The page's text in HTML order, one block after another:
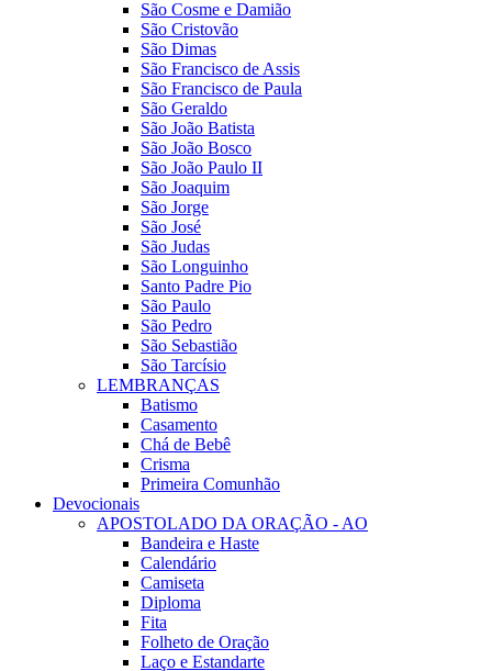
São Cosme e Damião
São Cristovão
São Dimas
São Francisco de Assis
São Francisco de Paula
São Geraldo
São João Batista
São João Bosco
São João Paulo II
São Joaquim
São Jorge
São José
São Judas
São Longuinho
Santo Padre Pio
São Paulo
São Pedro
São Sebastião
São Tarcísio
LEMBRANÇAS
Batismo
Casamento
Chá de Bebê
Crisma
Primeira Comunhão
Devocionais
APOSTOLADO DA ORAÇÃO - AO
Bandeira e Haste
Calendário
Camiseta
Diploma
Fita
Folheto de Oração
Laço e Estandarte